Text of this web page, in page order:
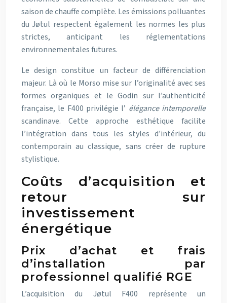
saison de chauffe complète. Les émissions polluantes
du Jøtul respectent également les normes les plus
strictes, anticipant les réglementations
environnementales futures.
Le design constitue un facteur de différenciation
majeur. Là où le Morso mise sur l’originalité avec ses
formes organiques et le Godin sur l’authenticité
française, le F400 privilégie l’ élégance intemporelle
scandinave. Cette approche esthétique facilite
l’intégration dans tous les styles d’intérieur, du
contemporain au classique, sans créer de rupture
stylistique.
Coûts d’acquisition et
retour sur
investissement
énergétique
Prix d’achat et frais
d’installation par
professionnel qualifié RGE
L’acquisition du Jøtul F400 représente un